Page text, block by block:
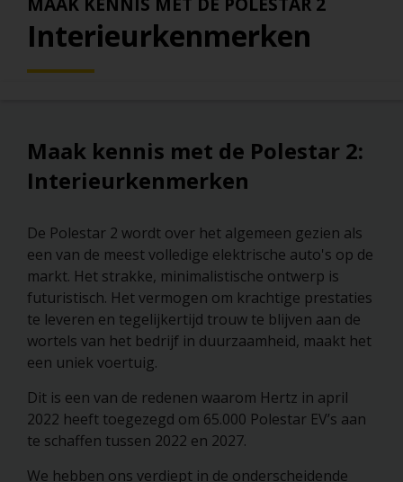
Interieurkenmerken
Maak kennis met de Polestar 2:
Interieurkenmerken
De Polestar 2 wordt over het algemeen gezien als
een van de meest volledige elektrische auto's op de
markt. Het strakke, minimalistische ontwerp is
futuristisch. Het vermogen om krachtige prestaties
te leveren en tegelijkertijd trouw te blijven aan de
wortels van het bedrijf in duurzaamheid, maakt het
een uniek voertuig.
Dit is een van de redenen waarom Hertz in april
2022 heeft toegezegd om 65.000 Polestar EV’s aan
te schaffen tussen 2022 en 2027.
We hebben ons verdiept in de onderscheidende